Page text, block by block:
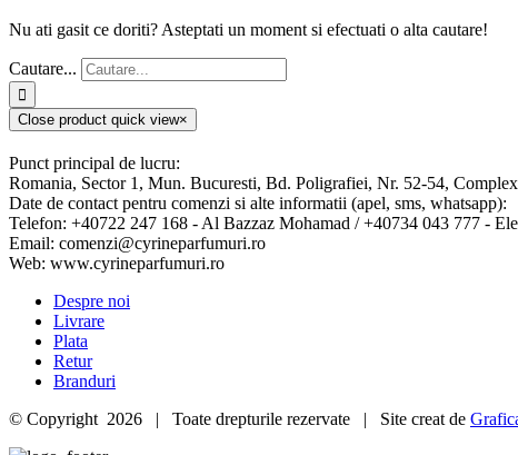
Nu ati gasit ce doriti? Asteptati un moment si efectuati o alta cautare!
Cautare...
Close product quick view×
Punct principal de lucru:
Romania, Sector 1, Mun. Bucuresti, Bd. Poligrafiei, Nr. 52-54,
Date de contact pentru comenzi si alte informatii (apel, sms, whatsapp):
Telefon: +40722 247 168 - Al Bazzaz Mohamad / +40734 043 777 -
Email: comenzi@cyrineparfumuri.ro
Web: www.cyrineparfumuri.ro
Despre noi
Livrare
Plata
Retur
Branduri
© Copyright 2026 | Toate drepturile rezervate | Site creat de